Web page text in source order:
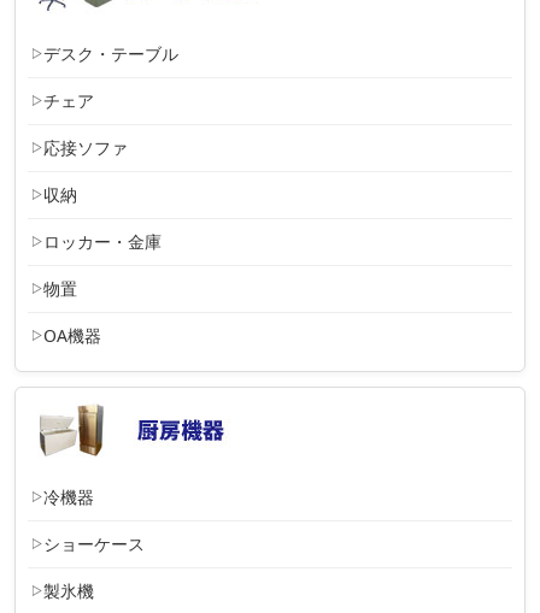
デスク・テーブル
チェア
応接ソファ
収納
ロッカー・金庫
物置
OA機器
冷機器
ショーケース
製氷機